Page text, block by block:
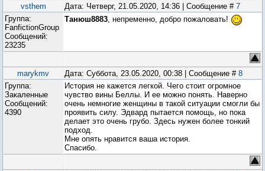
vsthem Дата: Четверг, 21.05.2020, 14:36 | Сообщение # 7
Группа:
FanfictionGroup
Сообщений:
23235
Танюш8883, непременно, добро пожаловать!
marykmv Дата: Суббота, 23.05.2020, 00:38 | Сообщение # 8
Группа:
Закаленные
Сообщений:
4390
История не кажется легкой. Чего стоит огромное
чувство вины Беллы. И ее можно понять. Наверно
очень немногие женщины в такой ситуации смогли бы
проявить силу. Эдвард пытается помощь, но пока
делает это очень грубо. Здесь нужен более тонкий
подход.
Мне опять нравится ваша история.
Спасибо.